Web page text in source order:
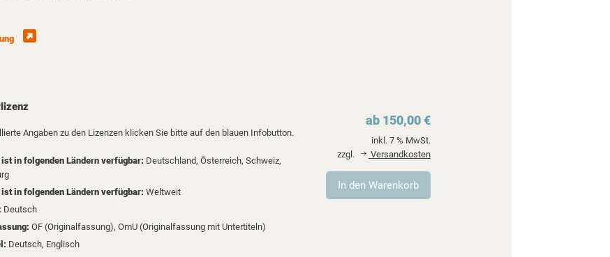
Angaben zu den Lizenzen klicken Sie bitte auf den blauen Infobutton.
in folgenden Ländern verfügbar: Deutschland, Österreich, Schweiz,
in folgenden Ländern verfügbar: Weltweit
Deutsch
OF (Originalfassung), OmU (Originalfassung mit Untertiteln)
Deutsch, Englisch
ab 150,00 €
inkl. 7 % MwSt.
zzgl.
Versandkosten